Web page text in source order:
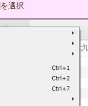
選択